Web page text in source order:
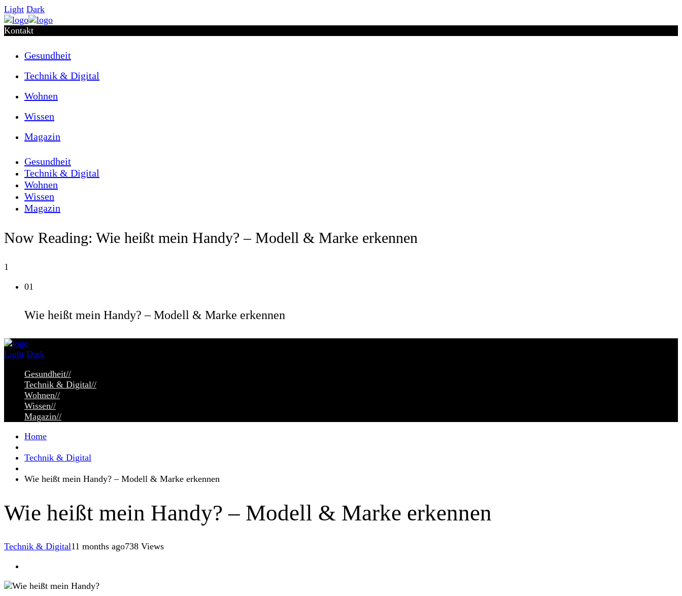
Light Dark
Kontakt
Gesundheit
Technik & Digital
Wohnen
Wissen
Magazin
Gesundheit
Technik & Digital
Wohnen
Wissen
Magazin
Now Reading: Wie heißt mein Handy? – Modell & Marke erkennen
1
01
Wie heißt mein Handy? – Modell & Marke erkennen
Light Dark
Gesundheit//
Technik & Digital//
Wohnen//
Wissen//
Magazin//
Home
Technik & Digital
Wie heißt mein Handy? – Modell & Marke erkennen
Wie heißt mein Handy? – Modell & Marke erkennen
Technik & Digital11 months ago738 Views